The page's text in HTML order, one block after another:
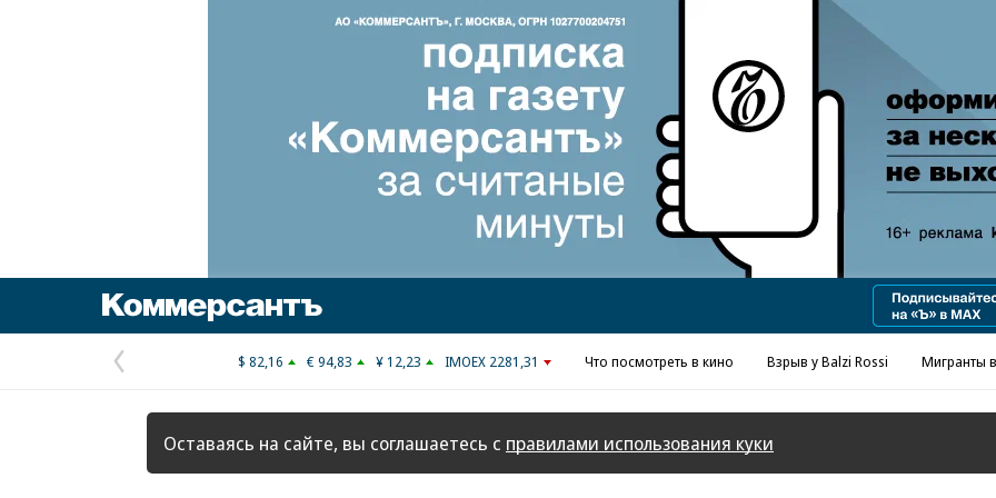
Реклама в «Ъ» www.kommersant.ru/ad
Предыдущая
страница
$ 82,16 € 94,83 ¥ 12,23 IMOEX 2281,31 Что посмотреть в кино Взрыв у Balzi Rossi Мигранты
Оставаясь на сайте, вы соглашаетесь с правилами использования куки